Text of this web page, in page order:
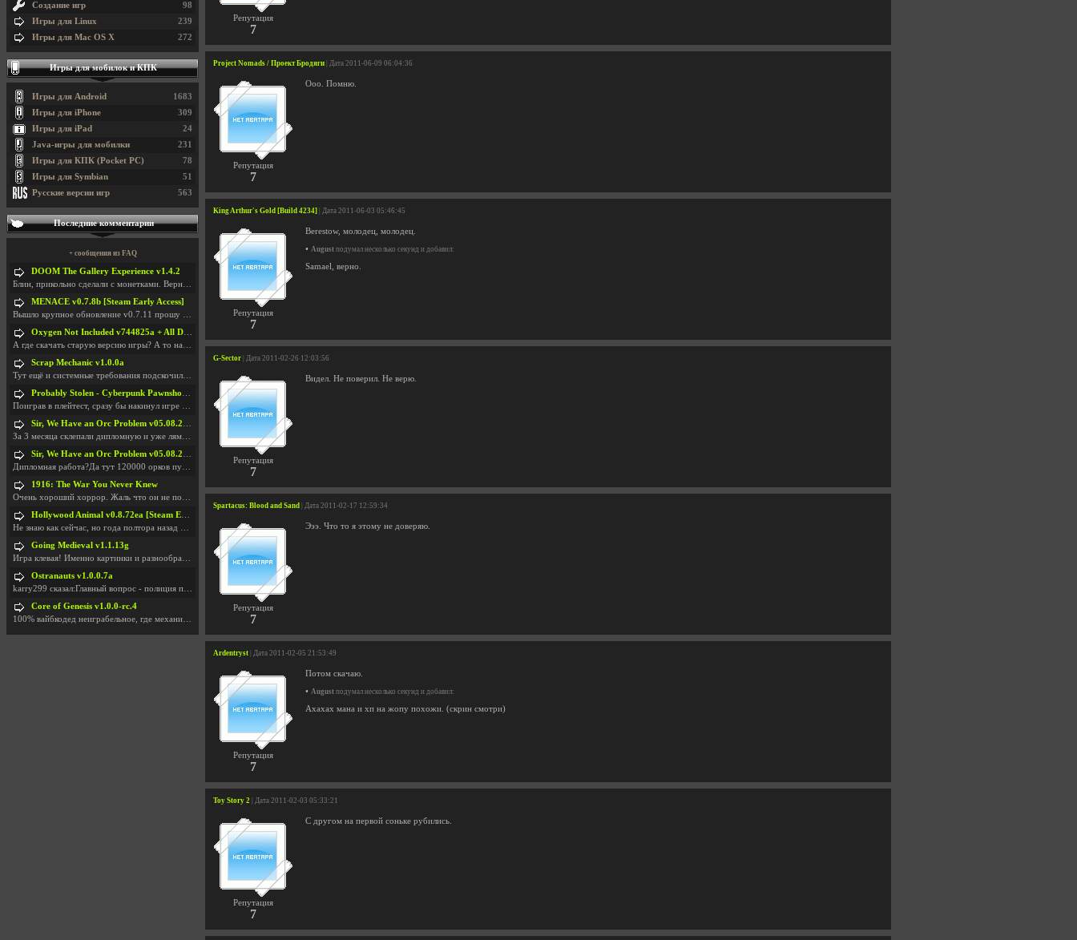
Репутация
7
Project Nomads / Проект Бродяги | Дата 2011-06-09 06:04:36
Репутация
7
Ооо. Помню.
King Arthur's Gold [Build 4234] | Дата 2011-06-03 05:46:45
Репутация
7
Berestow, молодец, молодец.
• August подумал несколько секунд и добавил:
Samael, верно.
G-Sector | Дата 2011-02-26 12:03:56
Репутация
7
Видел. Не поверил. Не верю.
Spartacus: Blood and Sand | Дата 2011-02-17 12:59:34
Репутация
7
Эээ. Что то я этому не доверяю.
Ardentryst | Дата 2011-02-05 21:53:49
Репутация
7
Потом скачаю.
• August подумал несколько секунд и добавил:
Ахахах мана и хп на жопу похожи. (скрин смотри)
Toy Story 2 | Дата 2011-02-03 05:33:21
Репутация
7
С другом на первой соньке рубились.
98
Создание игр
239
Игры для Linux
272
Игры для Mac OS X
Игры для мобилок и КПК
1683
Игры для Android
309
Игры для iPhone
24
Игры для iPad
231
Java-игры для мобилки
78
Игры для КПК (Pocket PC)
51
Игры для Symbian
563
Русские версии игр
Последние комментарии
+ сообщения из FAQ
DOOM The Gallery Experience v1.4.2
Блин, прикольно сделали с монетками. Вернулся в св
MENACE v0.7.8b [Steam Early Access]
Вышло крупное обновление v0.7.11 прошу обновить
Oxygen Not Included v744825a + All DLC
А где скачать старую версию игры? А то на новой но
Scrap Mechanic v1.0.0a
Тут ещё и системные требования подскочили. Если не
Probably Stolen - Cyberpunk Pawnshop Simulator v048c [Playtest]
Поиграв в плейтест, сразу бы накинул игре наивысши
Sir, We Have an Orc Problem v05.08.2026
За 3 месяца склепали дипломную и уже лям двести ба
Sir, We Have an Orc Problem v05.08.2026
Дипломная работа?Да тут 120000 орков путь выбирают
1916: The War You Never Knew
Очень хороший хоррор. Жаль что он не получил должн
Hollywood Animal v0.8.72ea [Steam Early Access]
Не знаю как сейчас, но года полтора назад игра был
Going Medieval v1.1.13g
Игра клевая! Именно картинки и разнообразия в стро
Ostranauts v1.0.0.7a
karry299 сказал:Главный вопрос - полиция по-прежне
Core of Genesis v1.0.0-rc.4
100% вайбкодед неиграбельное, где механики знает т